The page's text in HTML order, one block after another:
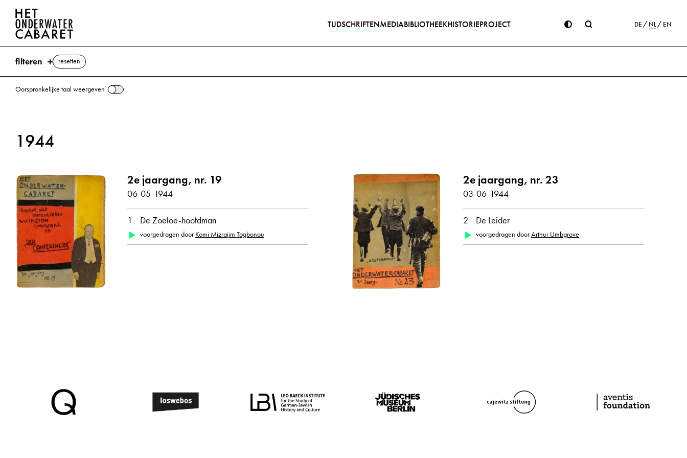
TIJDSCHRIFTENMEDIABIBLIOTHEEKHISTORIEPROJECT DE NL EN
filteren resetten
trefwoorden
Albarda, Johan Willem Colijn, Hendrikus de Geer, Dirk Jan
Mussert, Anton
NSB (Nationaal-Socialistische Beweging) Retief, Pieter
Slotemaker, Robert
Stalin, Jozef
Zulu
alle weergeven
maand
alle mei juni
oorspronkelijke taal
alle Duits Nederlands
Oorspronkelijke taal weergeven
1944
2e jaargang, nr. 19
06-05-1944
1 De Zoeloe-hoofdman
voorgedragen door Komi Mizrajim Togbonou
2e jaargang, nr. 23
03-06-1944
2 De Leider
voorgedragen doorArthur Umbgrove